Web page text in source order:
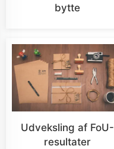
bytte
Udveksling af FoU-
resultater